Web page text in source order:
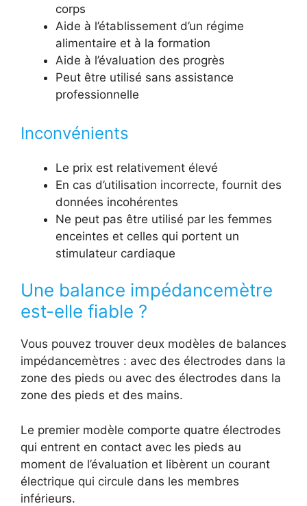
corps
Aide à l’établissement d’un régime
alimentaire et à la formation
Aide à l’évaluation des progrès
Peut être utilisé sans assistance
professionnelle
Inconvénients
Le prix est relativement élevé
En cas d’utilisation incorrecte, fournit des
données incohérentes
Ne peut pas être utilisé par les femmes
enceintes et celles qui portent un
stimulateur cardiaque
Une balance impédancemètre
est-elle fiable ?
Vous pouvez trouver deux modèles de balances
impédancemètres : avec des électrodes dans la
zone des pieds ou avec des électrodes dans la
zone des pieds et des mains.
Le premier modèle comporte quatre électrodes
qui entrent en contact avec les pieds au
moment de l’évaluation et libèrent un courant
électrique qui circule dans les membres
inférieurs.